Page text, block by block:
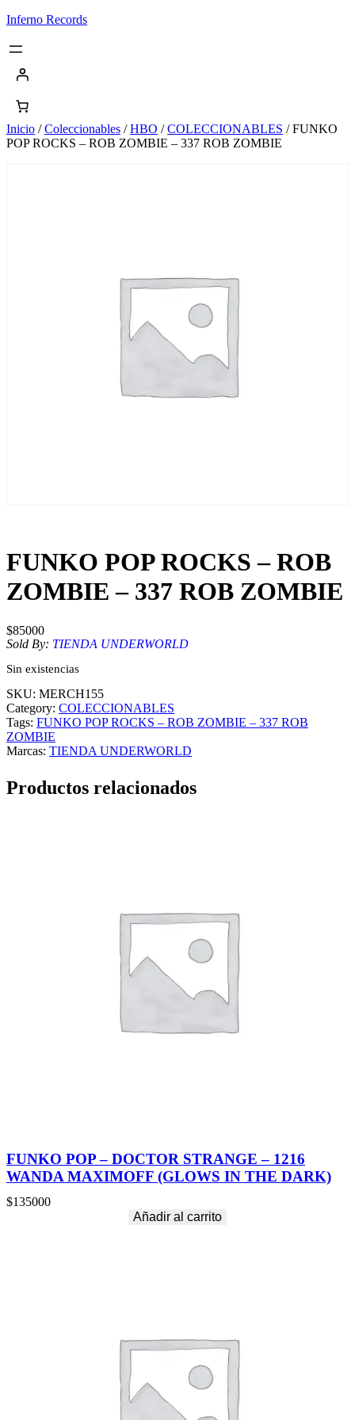
Saltar
contenido
Inferno Records
Inicio /Coleccionables /HBO /COLECCIONABLES / FUNKO
POP ROCKS – ROB ZOMBIE – 337 ROB ZOMBIE
FUNKO POP ROCKS – ROB
ZOMBIE – 337 ROB ZOMBIE
$85000
Sold By: TIENDA UNDERWORLD
Sin existencias
SKU: MERCH155
Category: COLECCIONABLES
Tags: FUNKO POP ROCKS – ROB ZOMBIE – 337 ROB
ZOMBIE
Marcas: TIENDA UNDERWORLD
Productos relacionados
FUNKO POP – DOCTOR STRANGE – 1216
WANDA MAXIMOFF (GLOWS IN THE DARK)
$135000
Añadir al carrito